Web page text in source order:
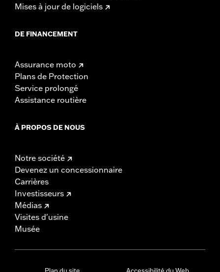
Mises à jour de logiciels
DE FINANCEMENT
Assurance moto
Plans de Protection
Service prolongé
Assistance routière
À PROPOS DE NOUS
Notre société
Devenez un concessionnaire
Carrières
Investisseurs
Médias
Visites d'usine
Musée
Plan du site Accessibilité du Web